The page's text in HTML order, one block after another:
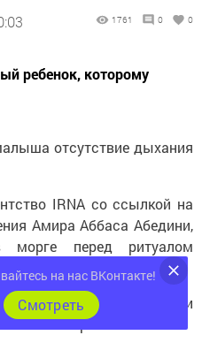
1761 0 0
ребенок, которому
отсутствие дыхания
IRNA со ссылкой на
Амира Аббаса Абедини,
перед ритуалом
увиденным. Они
«воскрес».
на нас ВКонтакте!
Cмотреть